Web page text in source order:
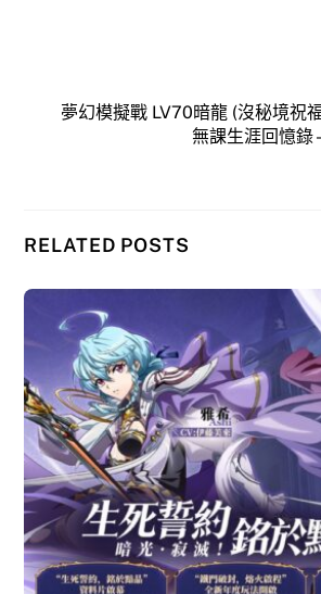
夢幻模擬戰 LV70暗龍 (沒秘境祝
無課生涯回憶錄
RELATED POSTS